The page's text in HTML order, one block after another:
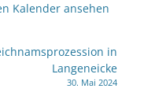
Kalender ansehen
in
Langeneicke
30. Mai 2024